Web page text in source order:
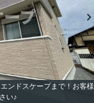
ンドスケープまで！お客様
い♪